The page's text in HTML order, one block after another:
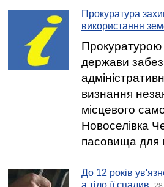
Прокуратура
використання
Прокуратурою
держави
визнання
місцевого
Новоселівка
пасовища для
До 12 років
а тіло її спалив